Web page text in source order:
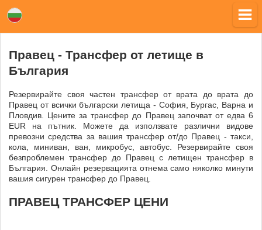
Правец - Трансфер от летище в
България
Резервирайте своя частен трансфер от врата до врата до
Правец от всички български летища - София, Бургас, Варна и
Пловдив. Цените за трансфер до Правец започват от едва 6
EUR на пътник. Можете да използвате различни видове
превозни средства за вашия трансфер от/до Правец - такси,
кола, миниван, ван, микробус, автобус. Резервирайте своя
безпроблемен трансфер до Правец с летищен трансфер в
България. Онлайн резервацията отнема само няколко минути
вашия сигурен трансфер до Правец.
ПРАВЕЦ ТРАНСФЕР ЦЕНИ